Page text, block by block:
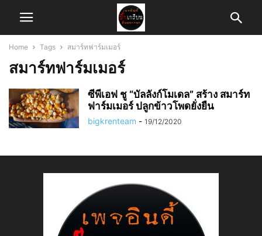
Home Tags สมาร์ทฟาร์มเมอร์
สมาร์ทฟาร์มเมอร์
ซีพีเอฟ ชู “บัลลังก์โมเดล” สร้าง สมาร์ท
ฟาร์มเมอร์ ปลูกข้าวโพดยั่งยืน
bigkrenteam - 19/12/2020